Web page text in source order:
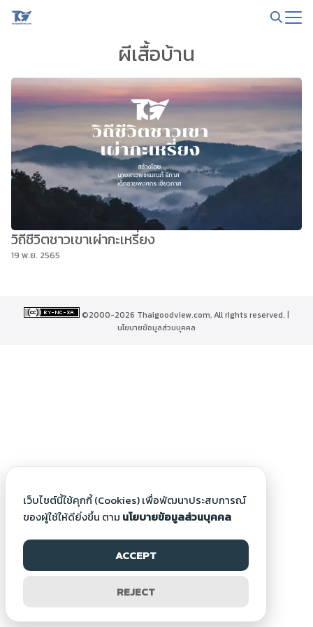
Skip
ผีเสื้อบ้าน
วิถีชีวิตชาวเขาเผ่ากะเหรี่ยง
19 พ.ย. 2565
©2000-2026 Thaigoodview.com, All rights reserved. |
นโยบายข้อมูลส่วนบุคคล
เว็บไซต์นี้ใช้คุกกี้ (Cookies) เพื่อพัฒนาประสบการณ์
ของผู้ใช้ให้ดียิ่งขึ้น ตาม นโยบายข้อมูลส่วนบุคคล
ACCEPT
REJECT